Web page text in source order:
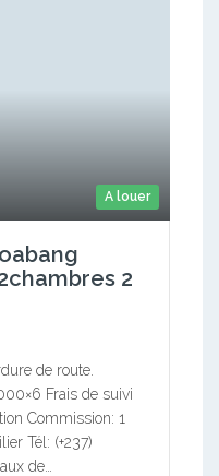
A louer
2
de route.
Frais de suivi
Commission: 1
Tél: (+237)
de…